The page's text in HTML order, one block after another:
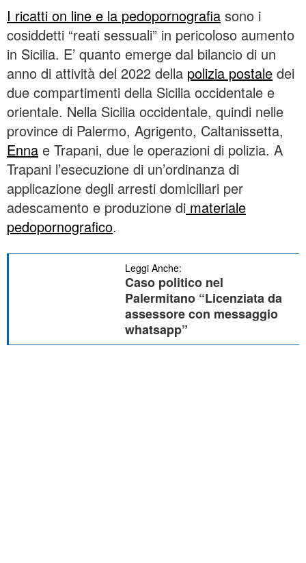
I ricatti on line e la pedopornografia sono i
cosiddetti “reati sessuali” in pericoloso aumento
in Sicilia. E’ quanto emerge dal bilancio di un
anno di attività del 2022 della polizia postale dei
due compartimenti della Sicilia occidentale e
orientale. Nella Sicilia occidentale, quindi nelle
province di Palermo, Agrigento, Caltanissetta,
Enna e Trapani, due le operazioni di polizia. A
Trapani l’esecuzione di un’ordinanza di
applicazione degli arresti domiciliari per
adescamento e produzione di materiale
pedopornografico.
Leggi Anche:
Caso politico nel
Palermitano “Licenziata da
assessore con messaggio
whatsapp”